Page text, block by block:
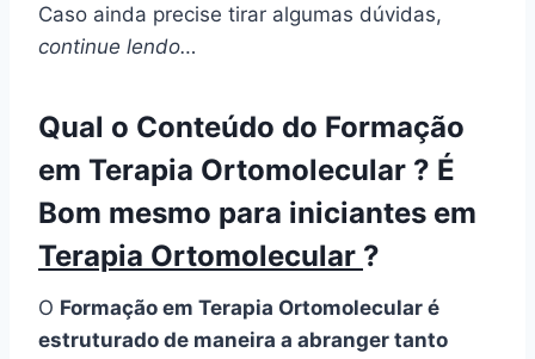
Caso ainda precise tirar algumas dúvidas,
continue lendo…
Qual o Conteúdo do Formação
em Terapia Ortomolecular ? É
Bom mesmo para iniciantes em
Terapia Ortomolecular ?
O Formação em Terapia Ortomolecular é
estruturado de maneira a abranger tanto